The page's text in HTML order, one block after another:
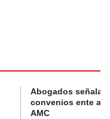
Abogados
convenios ente
AMC